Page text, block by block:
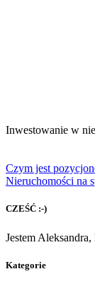
Inwestowanie w
Czym jest
Nieruchomości na
CZEŚĆ :-)
Jestem
Kategorie